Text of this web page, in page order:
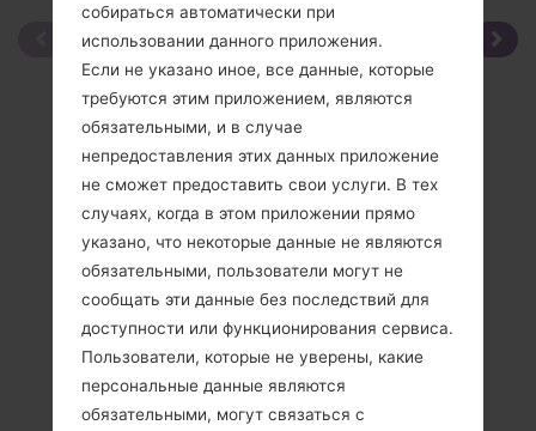
собираться автоматически при
использовании данного приложения.
Если не указано иное, все данные, которые
требуются этим приложением, являются
обязательными, и в случае
непредоставления этих данных приложение
не сможет предоставить свои услуги. В тех
случаях, когда в этом приложении прямо
указано, что некоторые данные не являются
обязательными, пользователи могут не
сообщать эти данные без последствий для
доступности или функционирования сервиса.
Пользователи, которые не уверены, какие
персональные данные являются
обязательными, могут связаться с